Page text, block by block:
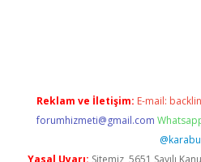
Reklam ve İletişim: E-mail:
forumhizmeti@gmail.com
Yasal Uyarı: Sitemiz, 5651 Sayılı